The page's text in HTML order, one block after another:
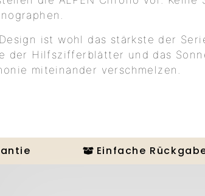
ist wohl das stärkste der
der Hilfszifferblätter und das
miteinander verschmelzen.
Einfache